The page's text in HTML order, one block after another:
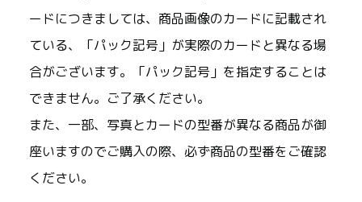
ードにつきましては、商品画像のカードに記載され
ている、「パック記号」が実際のカードと異なる場
合がございます。「パック記号」を指定することは
できません。ご了承ください。
また、一部、写真とカードの型番が異なる商品が御
座いますのでご購入の際、必ず商品の型番をご確認
ください。